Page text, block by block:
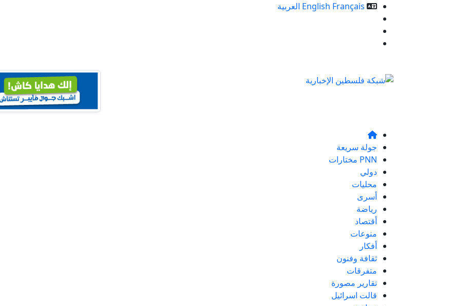
English Français
العربية
جولة سريعة
PNN مختارات
دولي
محليات
أسرى
رياضة
أقتصاد
منوعات
أفكار
ثقافة وفنون
متفرقات
تقارير مصورة
قالت اسرائيل